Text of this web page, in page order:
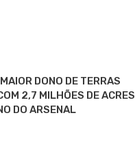
DONO DE TERRAS
2,7 MILHÕES DE ACRES
DO ARSENAL